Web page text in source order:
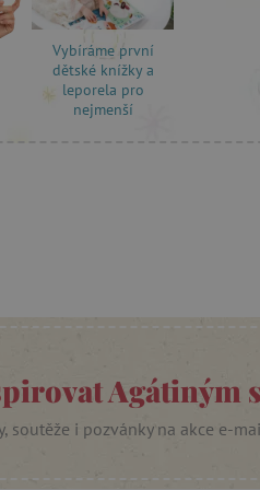
Vybíráme první
dětské knížky a
leporela pro
nejmenší
Agátiným
soutěže i pozvánky na akce e-
Nezbytně nutné soubory
CookieScriptConsent
Google